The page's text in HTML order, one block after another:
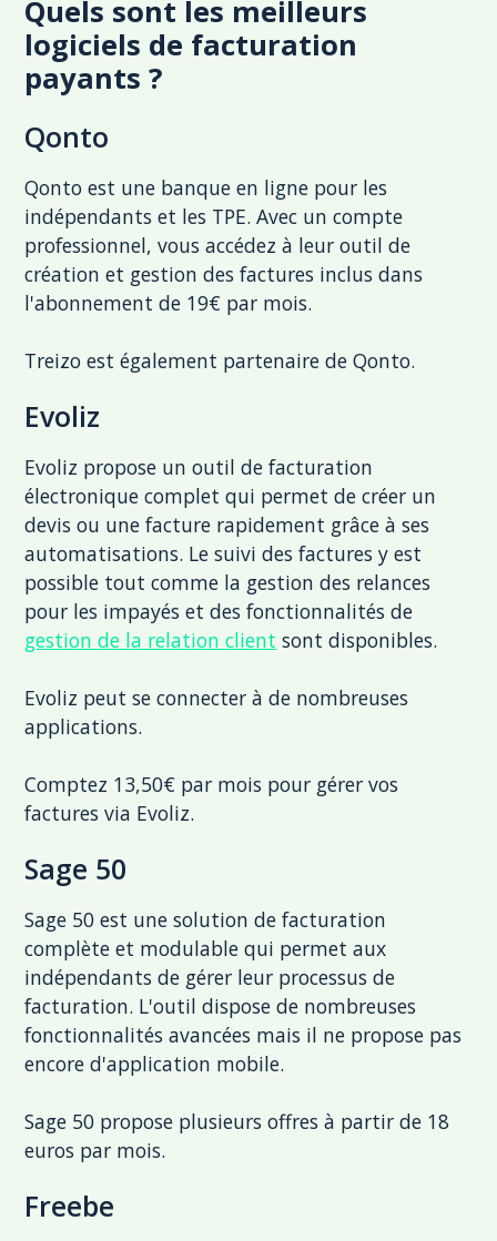
Quels sont les meilleurs
logiciels de facturation
payants ?
Qonto
Qonto est une banque en ligne pour les
indépendants et les TPE. Avec un compte
professionnel, vous accédez à leur outil de
création et gestion des factures inclus dans
l'abonnement de 19€ par mois.
Treizo est également partenaire de Qonto.
Evoliz
Evoliz propose un outil de facturation
électronique complet qui permet de créer un
devis ou une facture rapidement grâce à ses
automatisations. Le suivi des factures y est
possible tout comme la gestion des relances
pour les impayés et des fonctionnalités de
gestion de la relation client sont disponibles.
Evoliz peut se connecter à de nombreuses
applications.
Comptez 13,50€ par mois pour gérer vos
factures via Evoliz.
Sage 50
Sage 50 est une solution de facturation
complète et modulable qui permet aux
indépendants de gérer leur processus de
facturation. L'outil dispose de nombreuses
fonctionnalités avancées mais il ne propose pas
encore d'application mobile.
Sage 50 propose plusieurs offres à partir de 18
euros par mois.
Freebe